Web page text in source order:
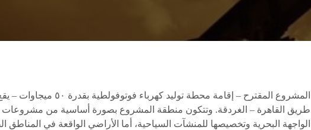
المشروع المقترح – إقامة محطة توليد
طريق القاهرة – الغردقة. وتتكون منطقة المشروع بصورة أساسية من مشروعات
الواجهة البحرية وتخصيصها للمنشآت السياحية، أما الأراضي الواقعة في المناطق